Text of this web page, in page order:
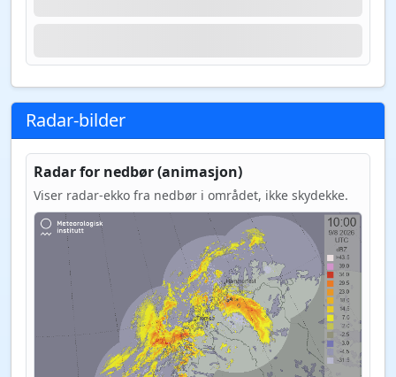
Radar-bilder
Radar for nedbør (animasjon)
Viser radar-ekko fra nedbør i området, ikke skydekke.